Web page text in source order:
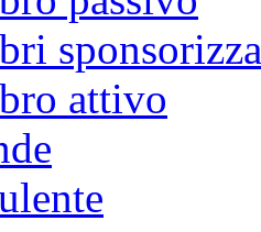
attivo